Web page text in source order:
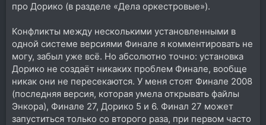
про Дорико (в разделе «Дела оркестровые»).
Конфликты между несколькими установленными в
одной системе версиями Финале я комментировать не
могу, забыл уже всё. Но абсолютно точно: установка
Дорико не создаёт никаких проблем Финале, вообще
никак они не пересекаются. У меня стоят Финале 2008
(последняя версия, которая умела открывать файлы
Энкора), Финале 27, Дорико 5 и 6. Финал 27 может
запуститься только со второго раза, при первом часто